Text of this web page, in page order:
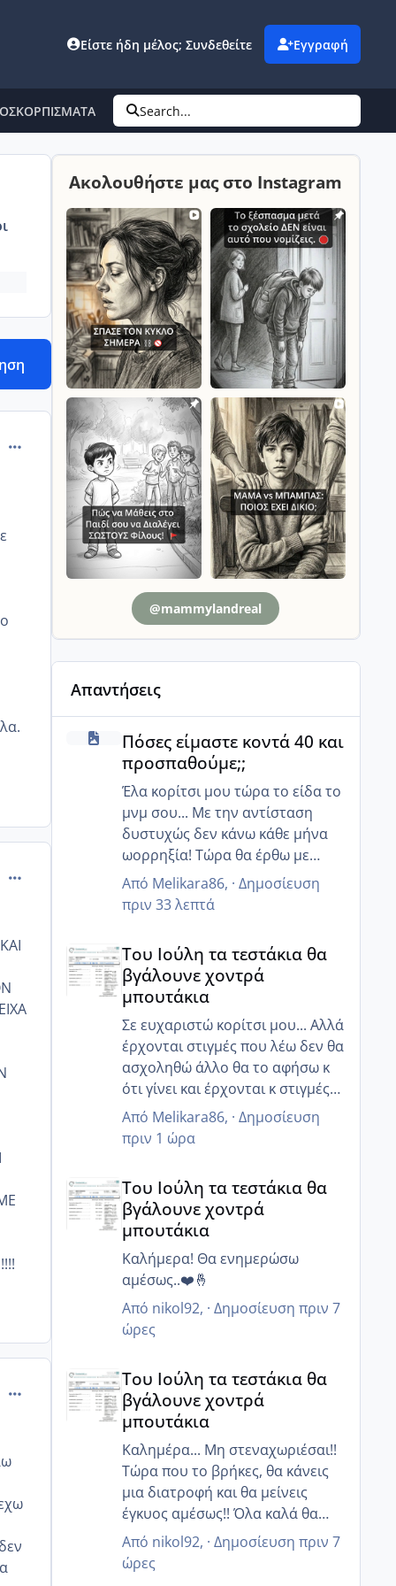
Είστε ήδη μέλος; Συνδεθείτε Εγγραφή
Search...
comment_13172
comment_477421
comment_477433
Ακολουθήστε μας στο Instagram
@mammylandreal
Απαντήσεις
Πόσες είμαστε κοντά 40 και προσπαθούμε;;
Πόσες είμαστε κοντά 40 και
προσπαθούμε;;
Έλα κορίτσι μου τώρα το είδα το
μνμ σου... Με την αντίσταση
δυστυχώς δεν κάνω κάθε μήνα
ωορρηξία! Τώρα θα έρθω με
χάπια φαντάσου περίοδο....
Προσπαθώ μήπως χάσω και
καταφέρω κάτι!! Εύχομαι να
πηγές με εξωσωματική;; λόγω
χαμηλής ΑΜΗ;;
Από Melikara86, · Δημοσίευση
πριν 33 λεπτά
Του Ιούλη τα τεστάκια θα
βγάλουνε χοντρά
μπουτάκια
Σε ευχαριστώ κορίτσι μου... Αλλά
έρχονται στιγμές που λέω δεν θα
ασχοληθώ άλλο θα το αφήσω κ
ότι γίνει και έρχονται κ στιγμές
που θέλω σαν τρελή να κάνω τα
πάντα!! Αλλά με παίρνει από
κάτω... Βλέπεις τον άλλο μήνα
μικρότερη και είχα χρόνο να
σκεφτόμουν αλλιώς!! Βέβαια εγώ
έχω και δύο κορίτσια μεγάλα που
είμαι ευγνώμων στον Θεό που
μου τα έδωσε γερά και τα βλέπω
να μεγαλώνουν με υγεία!! Αλλά
στεναχωριέμαι γτ ο άντρας μου
δεν έχει παιδιά και θέλει σαν
Αύριο πάμε για
σπερματοδιαγραμμα.... Για να
δούμε!! ❤️❤️❤️
Από Melikara86, · Δημοσίευση
πριν 1 ώρα
Του Ιούλη τα τεστάκια θα
βγάλουνε χοντρά
μπουτάκια
Καλήμερα! Θα ενημερώσω
αμέσως..❤️🤞
Από nikol92, · Δημοσίευση πριν 7
ώρες
Του Ιούλη τα τεστάκια θα βγάλουνε χοντρά
Του Ιούλη τα τεστάκια θα
βγάλουνε χοντρά
μπουτάκια
Καλημέρα... Μη στεναχωριέσαι!!
Τώρα που το βρήκες, θα κάνεις
μια διατροφή και θα μείνεις
έγκυος αμέσως!! Όλα καλά θα
πάνε είμαι σίγουρη!!!❤️❤️
Από nikol92, · Δημοσίευση πριν 7
ώρες